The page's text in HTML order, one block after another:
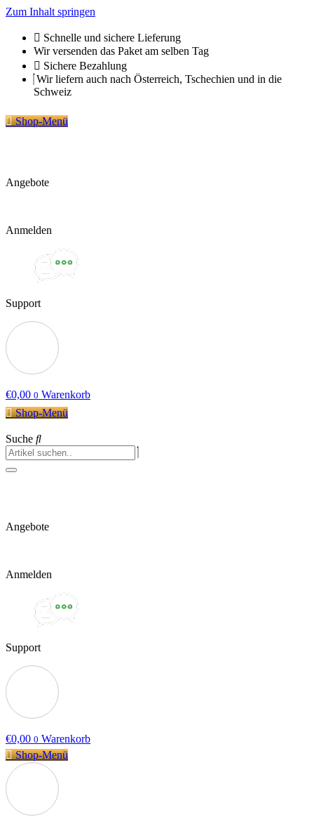
Zum Inhalt springen
Schnelle und sichere Lieferung
Wir versenden das Paket am selben Tag
Sichere Bezahlung
Wir liefern auch nach Österreich, Tschechien und in die
Schweiz
Shop-Menü
Angebote
Anmelden
Support
€0,00 0 Warenkorb
Shop-Menü
Suche
Angebote
Anmelden
Support
€0,00 0 Warenkorb
Shop-Menü